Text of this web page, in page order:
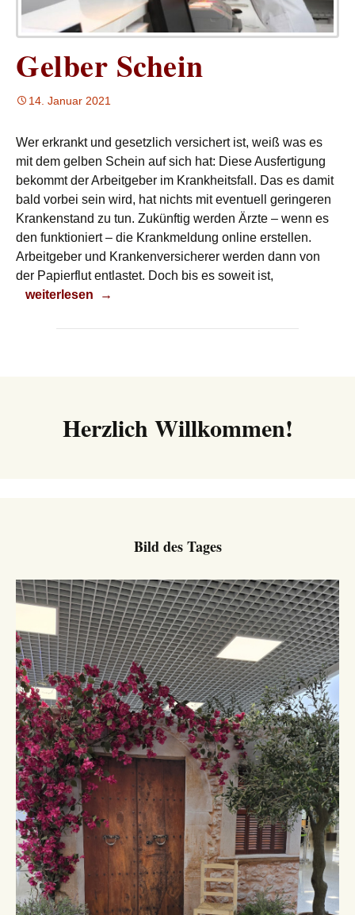
Gelber Schein
14. Januar 2021
Wer erkrankt und gesetzlich versichert ist, weiß was es
mit dem gelben Schein auf sich hat: Diese Ausfertigung
bekommt der Arbeitgeber im Krankheitsfall. Das es damit
bald vorbei sein wird, hat nichts mit eventuell geringeren
Krankenstand zu tun. Zukünftig werden Ärzte – wenn es
den funktioniert – die Krankmeldung online erstellen.
Arbeitgeber und Krankenversicherer werden dann von
der Papierflut entlastet. Doch bis es soweit ist,
Gelber Schein
weiterlesen →
Herzlich Willkommen!
Bild des Tages